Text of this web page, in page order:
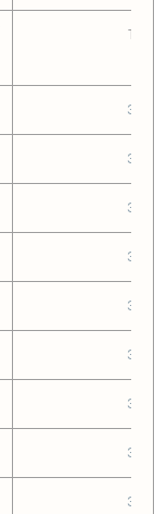
Tarifa
3.58€
3.58€
3.58€
3.58€
3.58€
3.58€
3.58€
3.58€
3.58€